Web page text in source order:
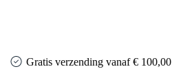
Gratis verzending vanaf € 100,00